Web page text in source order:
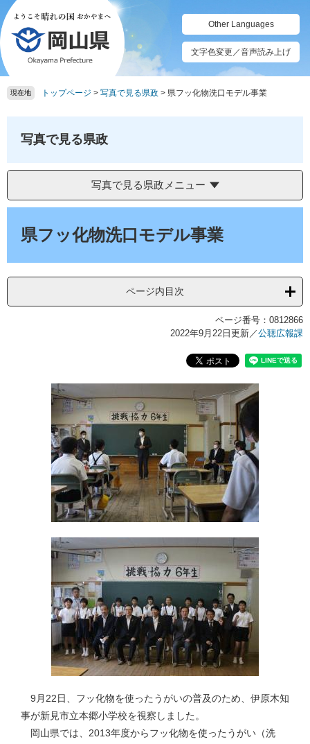
ペ
ー
ジ
の
先
頭
メ
ニ
ュ
ー
を
飛
Other Languages
文字色変更／音声読み上げ
現在地 トップページ > 写真で見る県政 > 県フッ化物洗口モデル事業
写真で見る県政
写真で見る県政メニュー
県フッ化物洗口モデル事業
ページ内目次
ページ番号：0812866
2022年9月22日更新／公聴広報課
9月22日、フッ化物を使ったうがいの普及のため、伊原木知
事が新見市立本郷小学校を視察しました。
岡山県では、2013年度からフッ化物を使ったうがい（洗